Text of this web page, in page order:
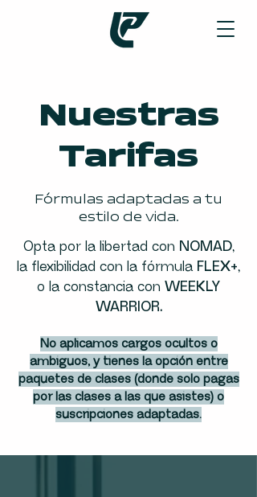
Nuestras
Tarifas
Fórmulas adaptadas a tu
estilo de vida.
Opta por la libertad con NOMAD,
la flexibilidad con la fórmula FLEX+,
o la constancia con WEEKLY
WARRIOR.
No aplicamos cargos ocultos o
ambiguos, y tienes la opción entre
paquetes de clases (donde solo pagas
por las clases a las que asistes) o
suscripciones adaptadas.